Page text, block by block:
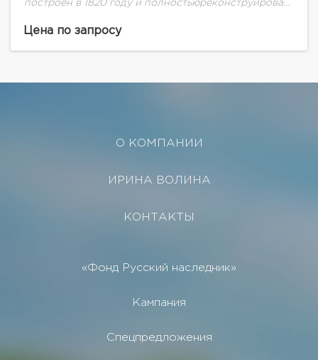
построен в 1820 году и полностьюреконструирован
фасадная стенадо 2 этажа включительно, Дом
Цена по запросу
О КОМПАНИИ
ИРИНА ВОЛИНА
КОНТАКТЫ
«Фонд Русский наследник»
Кампания
Спецпредложения